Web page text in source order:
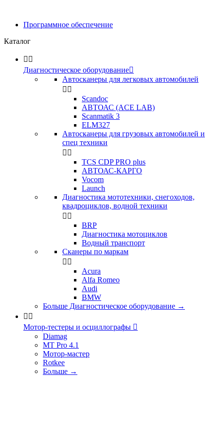
Программное обеспечение
Каталог
 
Диагностическое оборудование
Автосканеры для легковых автомобилей
 
Scandoc
АВТОАС (ACE LAB)
Scanmatik 3
ELM327
Автосканеры для грузовых автомобилей и
спец техники
 
TCS CDP PRO plus
АВТОАС-КАРГО
Vocom
Launch
Диагностика мототехники, снегоходов,
квадроциклов, водной техники
 
BRP
Диагностика мотоциклов
Водный транспорт
Сканеры по маркам
 
Acura
Alfa Romeo
Audi
BMW
Больше Диагностическое оборудование →
 
Мотор-тестеры и осциллографы 
Diamag
MT Pro 4.1
Мотор-мастер
Rotkee
Больше →